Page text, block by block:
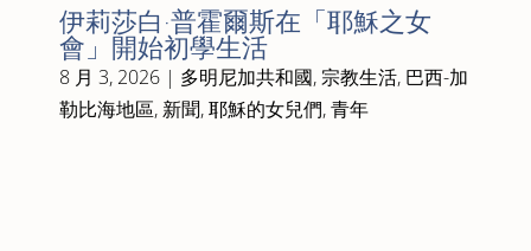
伊莉莎白·普霍爾斯在「耶穌之女
會」開始初學生活
8 月 3, 2026| 多明尼加共和國,宗教生活, 巴西-加
勒比海地區, 新聞,耶穌的女兒們,青年